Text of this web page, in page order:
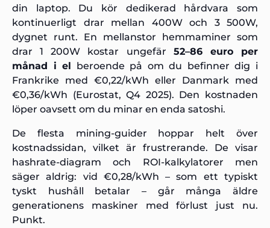
din laptop. Du kör dedikerad hårdvara som
kontinuerligt drar mellan 400W och 3 500W,
dygnet runt. En mellanstor hemmaminer som
drar 1 200W kostar ungefär 52–86 euro per
månad i el beroende på om du befinner dig i
Frankrike med €0,22/kWh eller Danmark med
€0,36/kWh (Eurostat, Q4 2025). Den kostnaden
löper oavsett om du minar en enda satoshi.
De flesta mining-guider hoppar helt över
kostnadssidan, vilket är frustrerande. De visar
hashrate-diagram och ROI-kalkylatorer men
säger aldrig: vid €0,28/kWh – som ett typiskt
tyskt hushåll betalar – går många äldre
generationens maskiner med förlust just nu.
Punkt.